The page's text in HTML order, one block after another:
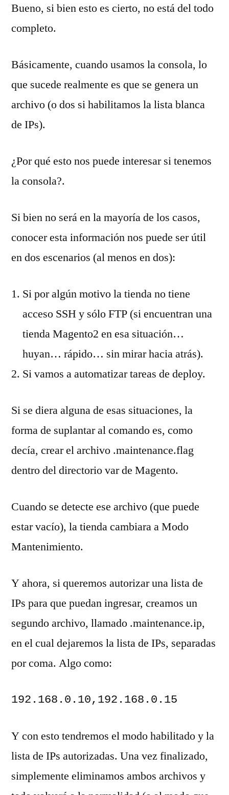
Bueno, si bien esto es cierto, no está del todo
completo.
Básicamente, cuando usamos la consola, lo
que sucede realmente es que se genera un
archivo (o dos si habilitamos la lista blanca
de IPs).
¿Por qué esto nos puede interesar si tenemos
la consola?.
Si bien no será en la mayoría de los casos,
conocer esta información nos puede ser útil
en dos escenarios (al menos en dos):
Si por algún motivo la tienda no tiene
acceso SSH y sólo FTP (si encuentran una
tienda Magento2 en esa situación…
huyan… rápido… sin mirar hacia atrás).
Si vamos a automatizar tareas de deploy.
Si se diera alguna de esas situaciones, la
forma de suplantar al comando es, como
decía, crear el archivo .maintenance.flag
dentro del directorio var de Magento.
Cuando se detecte ese archivo (que puede
estar vacío), la tienda cambiara a Modo
Mantenimiento.
Y ahora, si queremos autorizar una lista de
IPs para que puedan ingresar, creamos un
segundo archivo, llamado .maintenance.ip,
en el cual dejaremos la lista de IPs, separadas
por coma. Algo como:
192.168.0.10,192.168.0.15
Y con esto tendremos el modo habilitado y la
lista de IPs autorizadas. Una vez finalizado,
simplemente eliminamos ambos archivos y